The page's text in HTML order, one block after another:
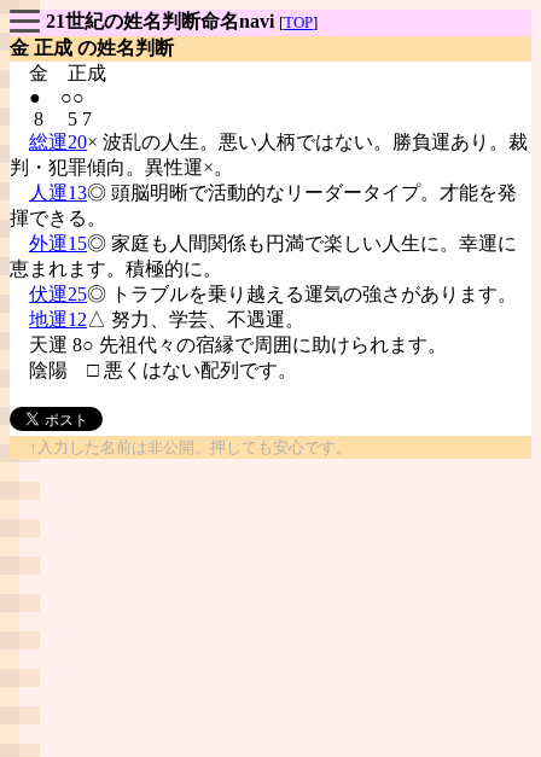
21世紀の姓名判断命名navi [TOP]
金 正成 の姓名判断
金 正成
● ○○
8 5 7
総運20× 波乱の人生。悪い人柄ではない。勝負運あり。裁
判・犯罪傾向。異性運×。
人運13◎ 頭脳明晰で活動的なリーダータイプ。才能を発
揮できる。
外運15◎ 家庭も人間関係も円満で楽しい人生に。幸運に
恵まれます。積極的に。
伏運25◎ トラブルを乗り越える運気の強さがあります。
地運12△ 努力、学芸、不遇運。
天運 8○ 先祖代々の宿縁で周囲に助けられます。
陰陽 □ 悪くはない配列です。
↑入力した名前は非公開。押しても安心です。